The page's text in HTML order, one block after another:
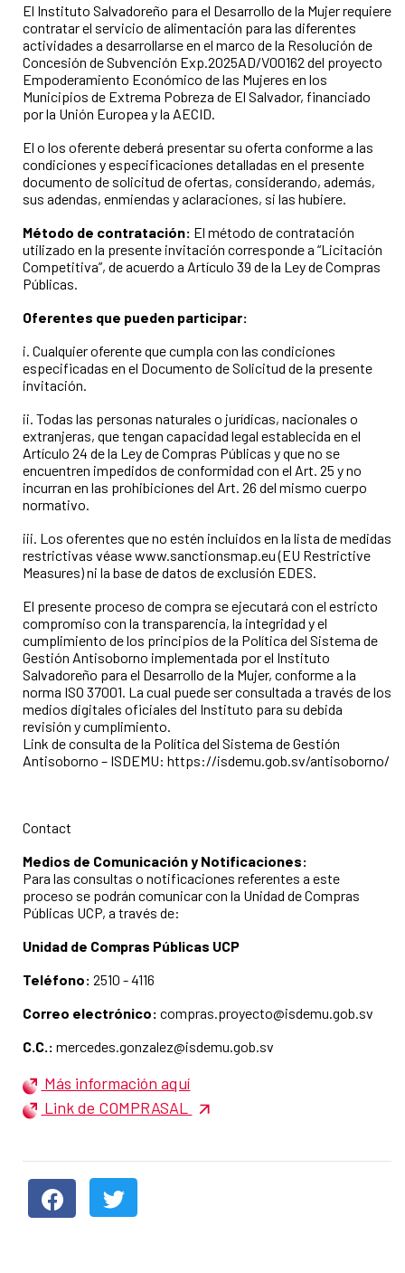
El Instituto Salvadoreño para el Desarrollo de la Mujer requiere
contratar el servicio de alimentación para las diferentes
actividades a desarrollarse en el marco de la Resolución de
Concesión de Subvención Exp.2025AD/V00162 del proyecto
Empoderamiento Económico de las Mujeres en los
Municipios de Extrema Pobreza de El Salvador, financiado
por la Unión Europea y la AECID.
El o los oferente deberá presentar su oferta conforme a las
condiciones y especificaciones detalladas en el presente
documento de solicitud de ofertas, considerando, además,
sus adendas, enmiendas y aclaraciones, si las hubiere.
Método de contratación: El método de contratación
utilizado en la presente invitación corresponde a “Licitación
Competitiva”, de acuerdo a Artículo 39 de la Ley de Compras
Públicas.
Oferentes que pueden participar:
i. Cualquier oferente que cumpla con las condiciones
especificadas en el Documento de Solicitud de la presente
invitación.
ii. Todas las personas naturales o jurídicas, nacionales o
extranjeras, que tengan capacidad legal establecida en el
Artículo 24 de la Ley de Compras Públicas y que no se
encuentren impedidos de conformidad con el Art. 25 y no
incurran en las prohibiciones del Art. 26 del mismo cuerpo
normativo.
iii. Los oferentes que no estén incluidos en la lista de medidas
restrictivas véase www.sanctionsmap.eu (EU Restrictive
Measures) ni la base de datos de exclusión EDES.
El presente proceso de compra se ejecutará con el estricto
compromiso con la transparencia, la integridad y el
cumplimiento de los principios de la Política del Sistema de
Gestión Antisoborno implementada por el Instituto
Salvadoreño para el Desarrollo de la Mujer, conforme a la
norma ISO 37001. La cual puede ser consultada a través de los
medios digitales oficiales del Instituto para su debida
revisión y cumplimiento.
Link de consulta de la Política del Sistema de Gestión
Antisoborno – ISDEMU: https://isdemu.gob.sv/antisoborno/
Contact
Medios de Comunicación y Notificaciones:
Para las consultas o notificaciones referentes a este
proceso se podrán comunicar con la Unidad de Compras
Públicas UCP, a través de:
Unidad de Compras Públicas UCP
Teléfono: 2510 - 4116
Correo electrónico: compras.proyecto@isdemu.gob.sv
C.C.: mercedes.gonzalez@isdemu.gob.sv
Más información aquí
Link de COMPRASAL